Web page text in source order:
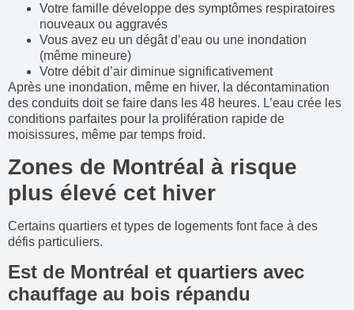
Votre famille développe des symptômes respiratoires
nouveaux ou aggravés
Vous avez eu un dégât d’eau ou une inondation
(même mineure)
Votre débit d’air diminue significativement
Après une inondation, même en hiver, la décontamination
des conduits doit se faire dans les 48 heures. L’eau crée les
conditions parfaites pour la prolifération rapide de
moisissures, même par temps froid.
Zones de Montréal à risque
plus élevé cet hiver
Certains quartiers et types de logements font face à des
défis particuliers.
Est de Montréal et quartiers avec
chauffage au bois répandu